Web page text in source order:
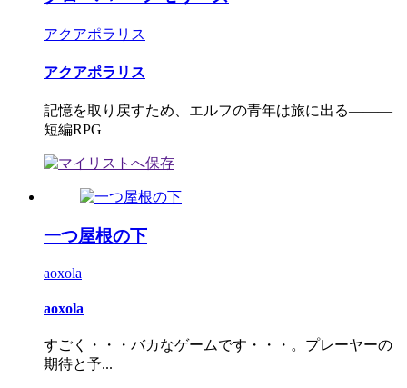
アクアポラリス
アクアポラリス
記憶を取り戻すため、エルフの青年は旅に出る―――
短編RPG
一つ屋根の下
aoxola
aoxola
すごく・・・バカなゲームです・・・。プレーヤーの
期待と予...